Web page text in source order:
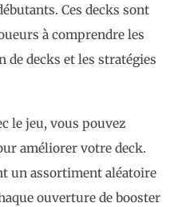
Ces decks sont
à comprendre les
de decks et les stratégies
le jeu, vous pouvez
améliorer votre deck.
un assortiment aléatoire
ouverture de booster